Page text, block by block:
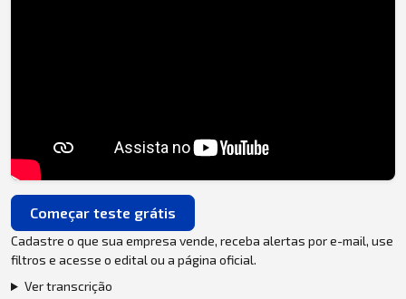
Começar teste grátis
Cadastre o que sua empresa vende, receba alertas por e-mail, use
filtros e acesse o edital ou a página oficial.
Ver transcrição